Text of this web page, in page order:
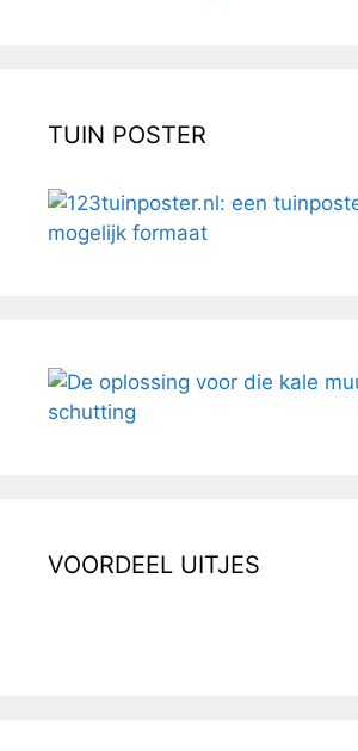
TUIN POSTER
VOORDEEL UITJES